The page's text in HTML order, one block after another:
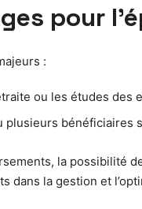
pour
:
ou les études des
plusieurs bénéficiaires
la possibilité
dans la gestion et